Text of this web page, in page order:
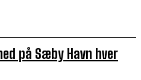
på Sæby Havn hver